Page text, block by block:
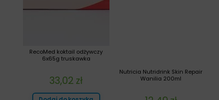
Nutricia Nutridrink Skin Repair
Wanilia 200ml
RecoMed koktail odżywczy
6x65g truskawka
33,02 zł